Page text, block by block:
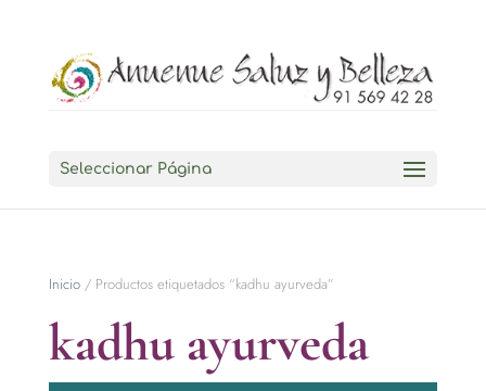
Seleccionar Página
Inicio/ Productos etiquetados “kadhu ayurveda”
kadhu ayurveda